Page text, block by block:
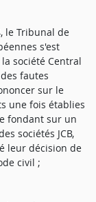
le Tribunal de
s'est
société Central
fautes
sur le
une fois établies
fondant sur un
sociétés JCB,
leur décision de
civil ;